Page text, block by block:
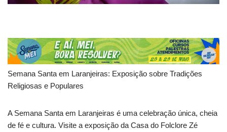
Semana Santa em Laranjeiras: Exposição sobre Tradições
Religiosas e Populares
A Semana Santa em Laranjeiras é uma celebração única, cheia
de fé e cultura. Visite a exposição da Casa do Folclore Zé